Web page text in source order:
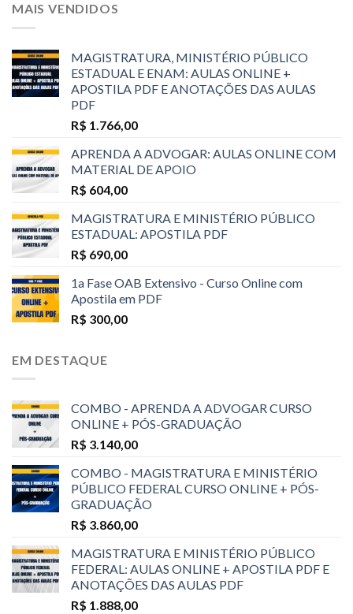
MAIS VENDIDOS
MAGISTRATURA, MINISTÉRIO PÚBLICO
ESTADUAL E ENAM: AULAS ONLINE +
APOSTILA PDF E ANOTAÇÕES DAS AULAS
PDF
R$ 1.766,00
APRENDA A ADVOGAR: AULAS ONLINE COM
MATERIAL DE APOIO
R$ 604,00
MAGISTRATURA E MINISTÉRIO PÚBLICO
ESTADUAL: APOSTILA PDF
R$ 690,00
1a Fase OAB Extensivo - Curso Online com
Apostila em PDF
R$ 300,00
EM DESTAQUE
COMBO - APRENDA A ADVOGAR CURSO
ONLINE + PÓS-GRADUAÇÃO
R$ 3.140,00
COMBO - MAGISTRATURA E MINISTÉRIO
PÚBLICO FEDERAL CURSO ONLINE + PÓS-
GRADUAÇÃO
R$ 3.860,00
MAGISTRATURA E MINISTÉRIO PÚBLICO
FEDERAL: AULAS ONLINE + APOSTILA PDF E
ANOTAÇÕES DAS AULAS PDF
R$ 1.888,00